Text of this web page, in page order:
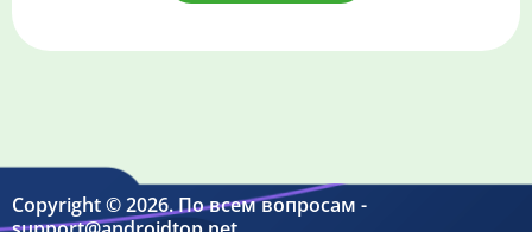
Copyright © 2026. По всем вопросам -